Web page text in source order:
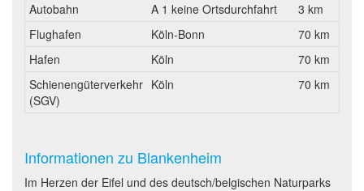
Autobahn A 1 keine Ortsdurchfahrt
3 km
Flughafen
Köln-Bonn
70 km
Hafen
Köln
70 km
Schienengüterverkehr
(SGV)
Köln 70 km
Informationen zu Blankenheim
Im Herzen der Eifel und des deutsch/belgischen Naturparks